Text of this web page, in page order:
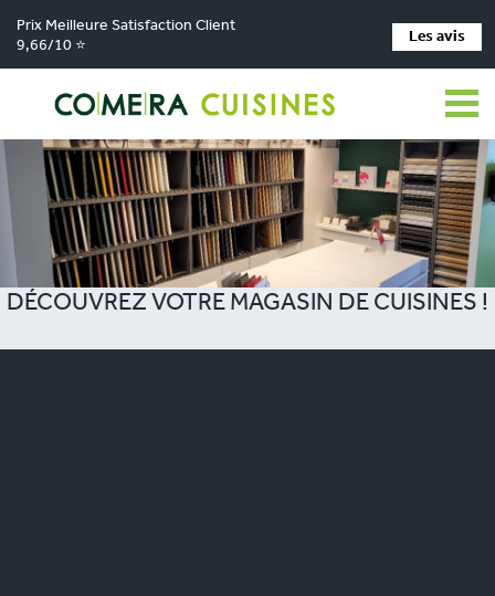
Prix Meilleure Satisfaction Client
9,66/10 ⭐
Les avis
COMERA Cuisines Actu Nos magasins de cuisine Découvrez votre magasin
de cuisines !
DÉCOUVREZ VOTRE MAGASIN DE CUISINES !